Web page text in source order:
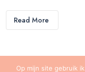
Read More
Op mijn site gebruik